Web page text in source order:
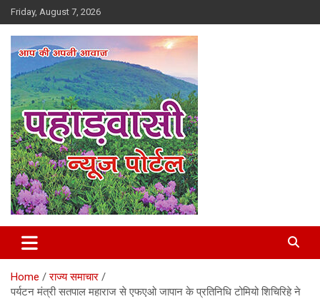
Skip
to
content
Friday, August 7, 2026
Pahadvasi
Home
राज्य समाचार
पर्यटन मंत्री सतपाल महाराज से एफएओ जापान के प्रतिनिधि टोमियो शिचिरिहे ने